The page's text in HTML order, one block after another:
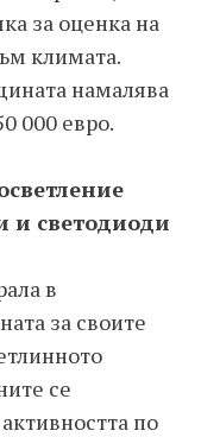
за оценка на
климата.
намалява
000 евро.
и светодиоди
в
за своите
се
по